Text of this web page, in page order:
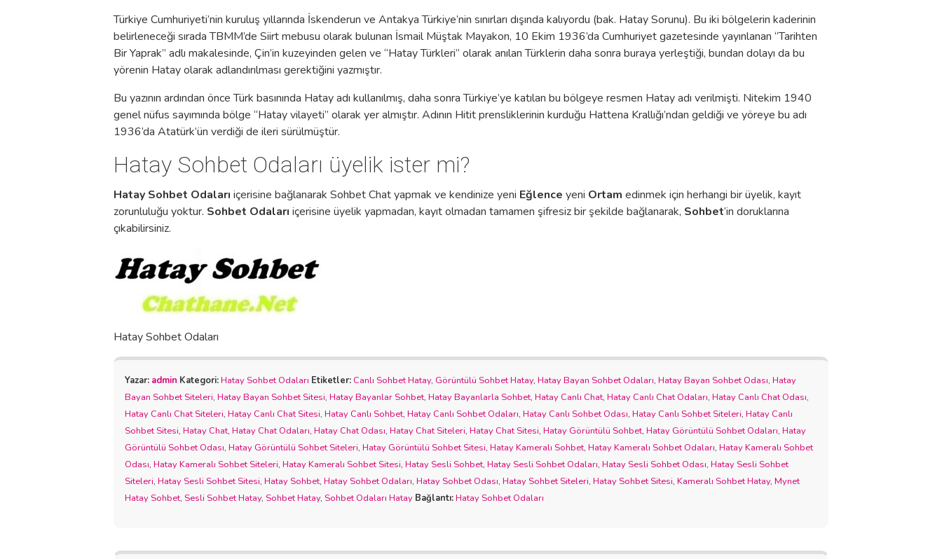
Türkiye Cumhuriyeti’nin kuruluş yıllarında İskenderun ve Antakya Türkiye’nin sınırları dışında kalıyordu (bak. Hatay Sorunu). Bu iki bölgelerin kaderinin
belirleneceği sırada TBMM’de Siirt mebusu olarak bulunan İsmail Müştak Mayakon, 10 Ekim 1936’da Cumhuriyet gazetesinde yayınlanan “Tarihten
Bir Yaprak” adlı makalesinde, Çin’in kuzeyinden gelen ve “Hatay Türkleri” olarak anılan Türklerin daha sonra buraya yerleştiği, bundan dolayı da bu
yörenin Hatay olarak adlandırılması gerektiğini yazmıştır.
Bu yazının ardından önce Türk basınında Hatay adı kullanılmış, daha sonra Türkiye’ye katılan bu bölgeye resmen Hatay adı verilmişti. Nitekim 1940
genel nüfus sayımında bölge “Hatay vilayeti” olarak yer almıştır. Adının Hitit prensliklerinin kurduğu Hattena Krallığı’ndan geldiği ve yöreye bu adı
1936’da Atatürk’ün verdiği de ileri sürülmüştür.
Hatay Sohbet Odaları üyelik ister mi?
Hatay Sohbet Odaları içerisine bağlanarak Sohbet Chat yapmak ve kendinize yeni Eğlence yeni Ortam edinmek için herhangi bir üyelik, kayıt
zorunluluğu yoktur. Sohbet Odaları içerisine üyelik yapmadan, kayıt olmadan tamamen şifresiz bir şekilde bağlanarak, Sohbet‘in doruklarına
çıkabilirsiniz.
Hatay Sohbet Odaları
Yazar: admin Kategori:Hatay Sohbet Odaları Etiketler: Canlı Sohbet Hatay, Görüntülü Sohbet Hatay, Hatay Bayan Sohbet Odaları, Hatay Bayan Sohbet Odası, Hatay
Bayan Sohbet Siteleri, Hatay Bayan Sohbet Sitesi, Hatay Bayanlar Sohbet, Hatay Bayanlarla Sohbet, Hatay Canlı Chat, Hatay Canlı Chat Odaları, Hatay Canlı Chat Odası,
Hatay Canlı Chat Siteleri, Hatay Canlı Chat Sitesi, Hatay Canlı Sohbet, Hatay Canlı Sohbet Odaları, Hatay Canlı Sohbet Odası, Hatay Canlı Sohbet Siteleri, Hatay Canlı
Sohbet Sitesi, Hatay Chat, Hatay Chat Odaları, Hatay Chat Odası, Hatay Chat Siteleri, Hatay Chat Sitesi, Hatay Görüntülü Sohbet, Hatay Görüntülü Sohbet Odaları, Hatay
Görüntülü Sohbet Odası, Hatay Görüntülü Sohbet Siteleri, Hatay Görüntülü Sohbet Sitesi, Hatay Kameralı Sohbet, Hatay Kameralı Sohbet Odaları, Hatay Kameralı Sohbet
Odası, Hatay Kameralı Sohbet Siteleri, Hatay Kameralı Sohbet Sitesi, Hatay Sesli Sohbet, Hatay Sesli Sohbet Odaları, Hatay Sesli Sohbet Odası, Hatay Sesli Sohbet
Siteleri, Hatay Sesli Sohbet Sitesi, Hatay Sohbet, Hatay Sohbet Odaları, Hatay Sohbet Odası, Hatay Sohbet Siteleri, Hatay Sohbet Sitesi, Kameralı Sohbet Hatay, Mynet
Hatay Sohbet, Sesli Sohbet Hatay, Sohbet Hatay, Sohbet Odaları Hatay Bağlantı:Hatay Sohbet Odaları